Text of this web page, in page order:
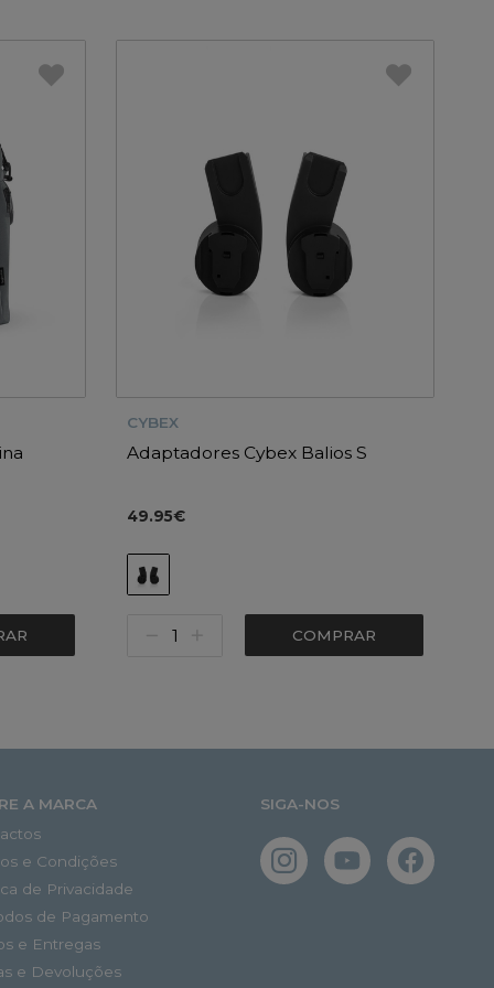
CYBEX
Adaptadores Cybex Balios S
49.95€
COMPRAR
A MARCA
e Condições
de Privacidade
de Pagamento
e Entregas
e Devoluções
SIGA-NOS